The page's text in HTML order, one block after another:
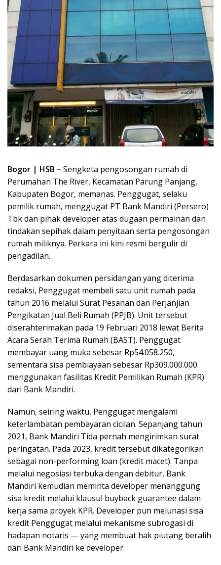
Bogor | HSB – Sengketa pengosongan rumah di
Perumahan The River, Kecamatan Parung Panjang,
Kabupaten Bogor, memanas. Penggugat, selaku
pemilik rumah, menggugat PT Bank Mandiri (Persero)
Tbk dan pihak developer atas dugaan permainan dan
tindakan sepihak dalam penyitaan serta pengosongan
rumah miliknya. Perkara ini kini resmi bergulir di
pengadilan.
Berdasarkan dokumen persidangan yang diterima
redaksi, Penggugat membeli satu unit rumah pada
tahun 2016 melalui Surat Pesanan dan Perjanjian
Pengikatan Jual Beli Rumah (PPJB). Unit tersebut
diserahterimakan pada 19 Februari 2018 lewat Berita
Acara Serah Terima Rumah (BAST). Penggugat
membayar uang muka sebesar Rp54.058.250,
sementara sisa pembiayaan sebesar Rp309.000.000
menggunakan fasilitas Kredit Pemilikan Rumah (KPR)
dari Bank Mandiri.
Namun, seiring waktu, Penggugat mengalami
keterlambatan pembayaran cicilan. Sepanjang tahun
2021, Bank Mandiri Tida pernah mengirimkan surat
peringatan. Pada 2023, kredit tersebut dikategorikan
sebagai non-performing loan (kredit macet). Tanpa
melalui negosiasi terbuka dengan debitur, Bank
Mandiri kemudian meminta developer menanggung
sisa kredit melalui klausul buyback guarantee dalam
kerja sama proyek KPR. Developer pun melunasi sisa
kredit Penggugat melalui mekanisme subrogasi di
hadapan notaris — yang membuat hak piutang beralih
dari Bank Mandiri ke developer.